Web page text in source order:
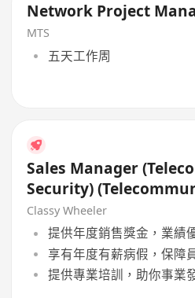
Network Project
MTS
五天工作周
Sales Manager
Security)
Classy Wheeler
提供年度銷售獎金，業績
享有年度有薪病假，保障
提供專業培訓，助你事業